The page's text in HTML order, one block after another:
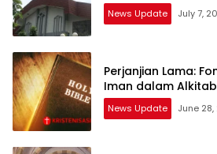
News Update July 7,
Perjanjian Lama:
Iman dalam Alkitab
News Update June